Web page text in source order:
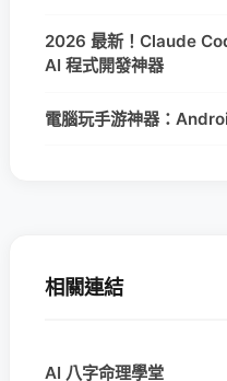
2026 最新！Claude
AI 程式開發神器
電腦玩手游神器：
相關連結
AI 八字命理學堂